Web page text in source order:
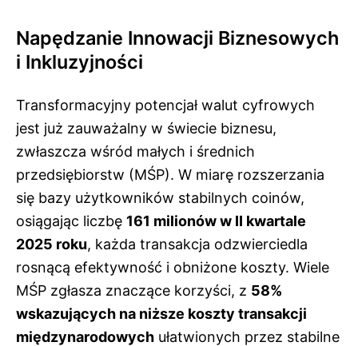
Napędzanie Innowacji Biznesowych
i Inkluzyjności
Transformacyjny potencjał walut cyfrowych
jest już zauważalny w świecie biznesu,
zwłaszcza wśród małych i średnich
przedsiębiorstw (MŚP). W miarę rozszerzania
się bazy użytkowników stabilnych coinów,
osiągając liczbę 161 milionów w II kwartale
2025 roku, każda transakcja odzwierciedla
rosnącą efektywność i obniżone koszty. Wiele
MŚP zgłasza znaczące korzyści, z 58%
wskazujących na niższe koszty transakcji
międzynarodowych ułatwionych przez stabilne